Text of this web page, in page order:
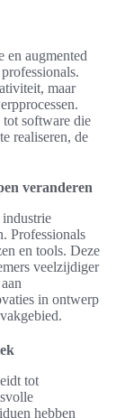
en augmented
maar
tot software die
realiseren, de
veranderen
Professionals
en tools. Deze
veelzijdiger
in ontwerp
tot
hebben